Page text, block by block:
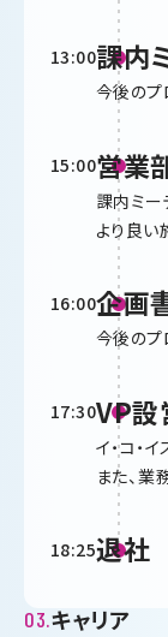
13:00課内
今後のプ
15:00営業
課内ミー
より良い
16:00企画
今後のプ
17:30VP設
イ・コ・
また、業
18:25退社
03.キャリア